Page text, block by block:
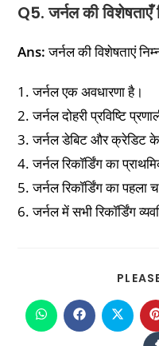
Q5. जर्नल की विशेषताएँ
Ans:जर्नल की विशेषताएं
1. जर्नल एक अवधारणा है।
2. जर्नल दोहरी प्रविष्टि
3. जर्नल डेबिट और क्रेडिट
4. जर्नल रिकॉर्डिंग का
5. जर्नल रिकॉर्डिंग का पहला
6. जर्नल में सभी रिकॉर्डिंग